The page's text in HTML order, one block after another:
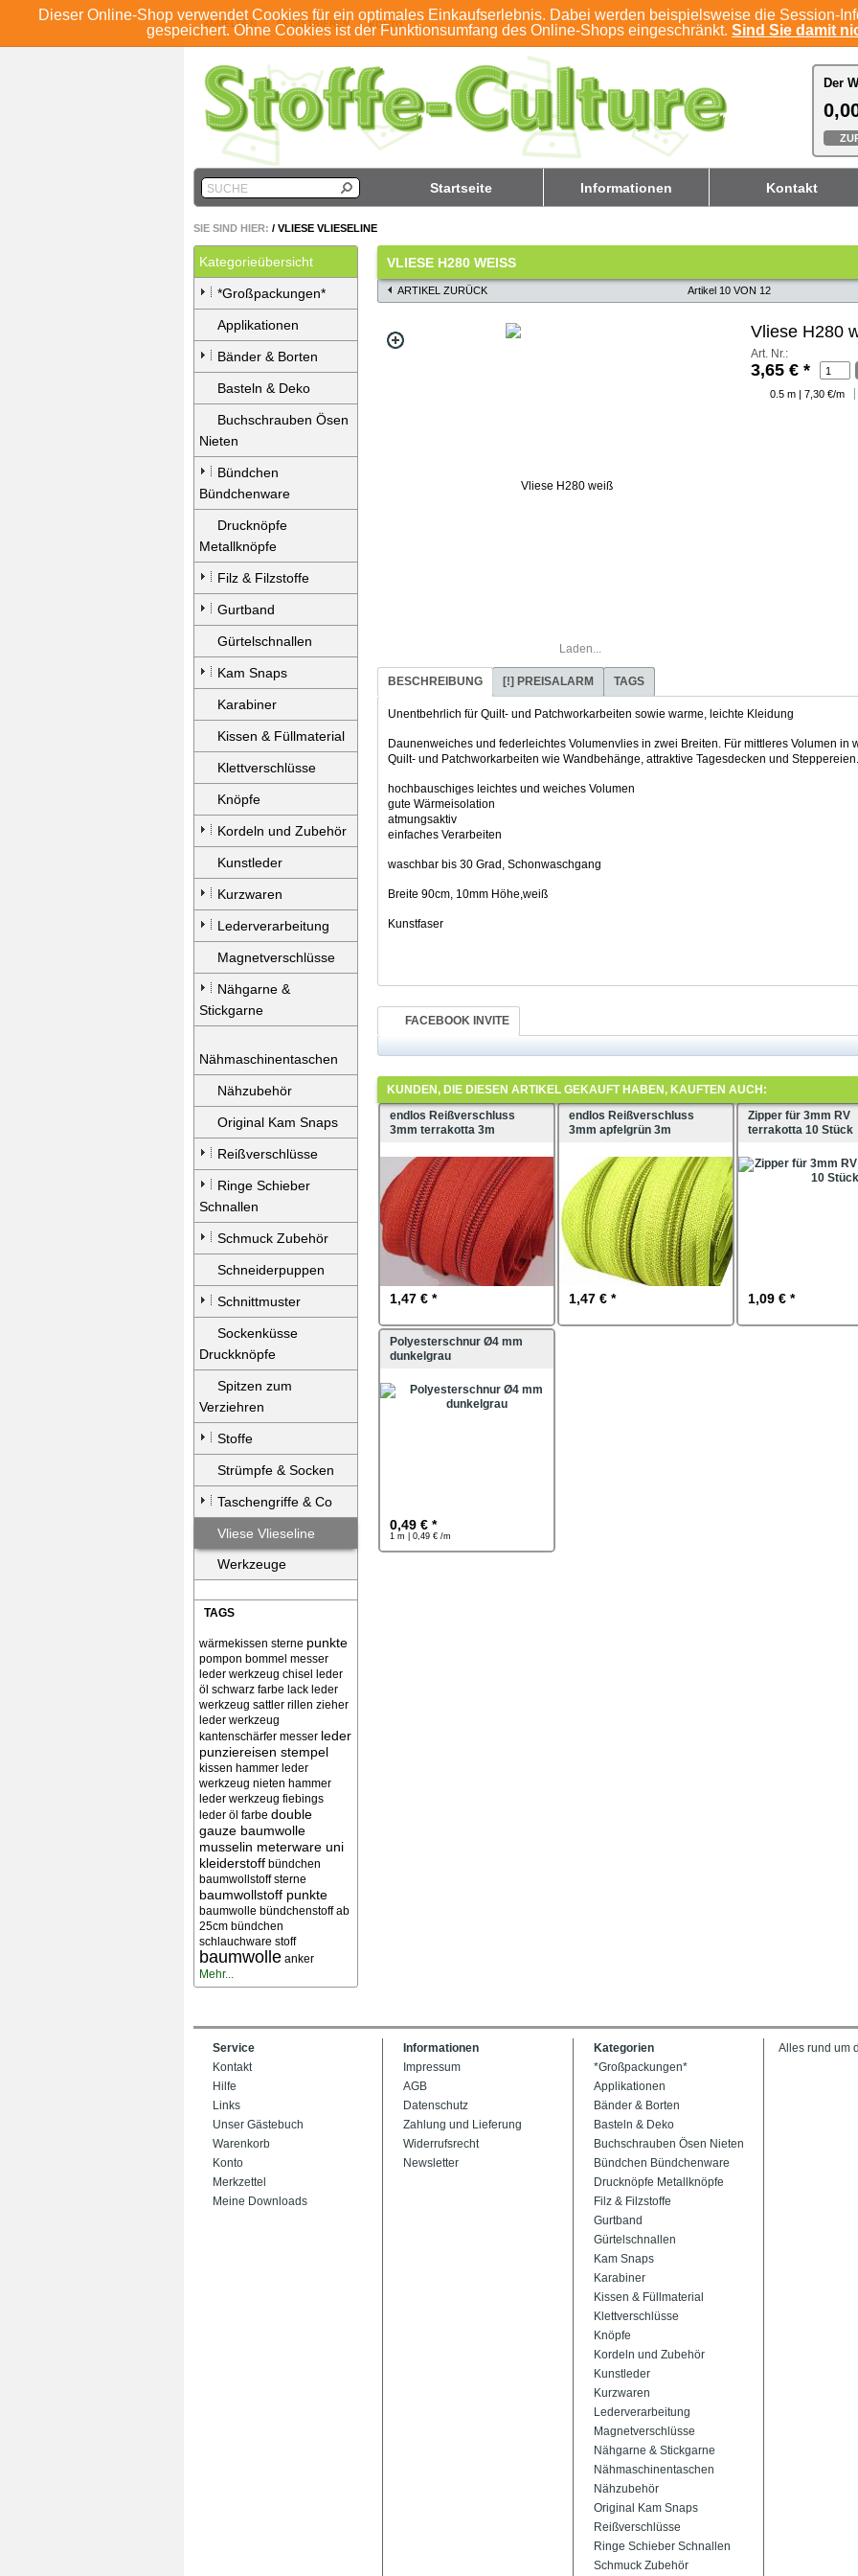
Dieser Online-Shop verwendet Cookies für ein optimales Einkaufserlebnis. Dabei werden beispielsweise die Session-
gespeichert. Ohne Cookies ist der Funktionsumfang des Online-Shops eingeschränkt. Sind Sie damit
ANMELDEN REGISTRIEREN KONTO
Startseite Informationen Kontakt
Der
Der
SUCHE
SIE SIND HIER: / VLIESE VLIESELINE
Kategorieübersicht
*Großpackungen*
Applikationen
Bänder & Borten
Basteln & Deko
Buchschrauben Ösen
Nieten
Bündchen
Bündchenware
Drucknöpfe
Metallknöpfe
Filz & Filzstoffe
Gurtband
Gürtelschnallen
Kam Snaps
Karabiner
Kissen & Füllmaterial
Klettverschlüsse
Knöpfe
Kordeln und Zubehör
Kunstleder
Kurzwaren
Lederverarbeitung
Magnetverschlüsse
Nähgarne &
Stickgarne
Nähmaschinentaschen
Nähzubehör
Original Kam Snaps
Reißverschlüsse
Ringe Schieber
Schnallen
Schmuck Zubehör
Schneiderpuppen
Schnittmuster
Sockenküsse
Druckknöpfe
Spitzen zum
Verziehren
Stoffe
Strümpfe & Socken
Taschengriffe & Co
Vliese Vlieseline
Werkzeuge
TAGS
wärmekissen sterne punkte
pompon bommel messer
leder werkzeug chisel
leder
öl schwarz farbe lack leder
werkzeug sattler rillen zieher
leder werkzeug
kantenschärfer messer leder
punziereisen stempel
kissen hammer leder
werkzeug nieten hammer
leder werkzeug fiebings
leder öl farbe double
gauze baumwolle
musselin meterware uni
kleiderstoff bündchen
baumwollstoff sterne
baumwollstoff punkte
baumwolle bündchenstoff ab
25cm bündchen
schlauchware stoff
baumwolle anker
Mehr...
VLIESE H280 WEISS
ARTIKEL ZURÜCK Artikel 10 VON 12
Laden...
Vliese H280
Art. Nr.:
3,65 € *
0.5 m | 7,30 €/m
BESCHREIBUNG [!] PREISALARM TAGS
Unentbehrlich für Quilt- und Patchworkarbeiten sowie warme, leichte Kleidung
Daunenweiches und federleichtes Volumenvlies in zwei Breiten. Für mittleres Volumen in
Quilt- und Patchworkarbeiten wie Wandbehänge, attraktive Tagesdecken und Steppereien.
hochbauschiges leichtes und weiches Volumen
gute Wärmeisolation
atmungsaktiv
einfaches Verarbeiten
waschbar bis 30 Grad, Schonwaschgang
Breite 90cm, 10mm Höhe,weiß
Kunstfaser
FACEBOOK INVITE
KUNDEN, DIE DIESEN ARTIKEL GEKAUFT HABEN, KAUFTEN AUCH:
endlos Reißverschluss
3mm terrakotta 3m
1,47 € *
endlos Reißverschluss
3mm apfelgrün 3m
1,47 € *
Zipper für 3mm RV
terrakotta 10 Stück
1,09 € *
Polyesterschnur Ø4 mm
dunkelgrau
0,49 € *
1 m | 0,49 € /m
Service
Kontakt
Hilfe
Links
Unser Gästebuch
Warenkorb
Konto
Merkzettel
Meine Downloads
Informationen
Impressum
AGB
Datenschutz
Zahlung und Lieferung
Widerrufsrecht
Newsletter
Kategorien
*Großpackungen*
Applikationen
Bänder & Borten
Basteln & Deko
Buchschrauben Ösen Nieten
Bündchen Bündchenware
Drucknöpfe Metallknöpfe
Filz & Filzstoffe
Gurtband
Gürtelschnallen
Kam Snaps
Karabiner
Kissen & Füllmaterial
Klettverschlüsse
Knöpfe
Kordeln und Zubehör
Kunstleder
Kurzwaren
Lederverarbeitung
Magnetverschlüsse
Nähgarne & Stickgarne
Nähmaschinentaschen
Nähzubehör
Original Kam Snaps
Reißverschlüsse
Ringe Schieber Schnallen
Schmuck Zubehör
Alles rund um